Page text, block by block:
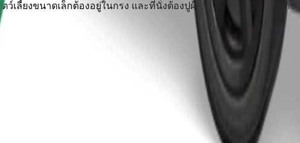
เลี้ยงขนาดเล็กต้องอยู่ในกรง และที่นั่งต้องปูผ้าห่มหรือแผ่นรองป้องกัน